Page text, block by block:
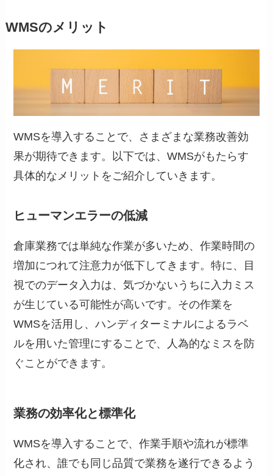
WMSのメリット
WMSを導入することで、さまざまな業務改善効
果が期待できます。以下では、WMSがもたらす
具体的なメリットをご紹介していきます。
ヒューマンエラーの低減
倉庫業務では単純な作業が多いため、作業時間の
増加につれて注意力が低下してきます。特に、目
視でのデータ入力は、気づかないうちに入力ミス
が生じている可能性が高いです。その作業を
WMSを活用し、ハンディターミナルによるラベ
ルを用いた管理にすることで、人為的なミスを防
ぐことができます。
業務の効率化と標準化
WMSを導入することで、作業手順や流れが標準
化され、誰でも同じ品質で業務を遂行できるよう